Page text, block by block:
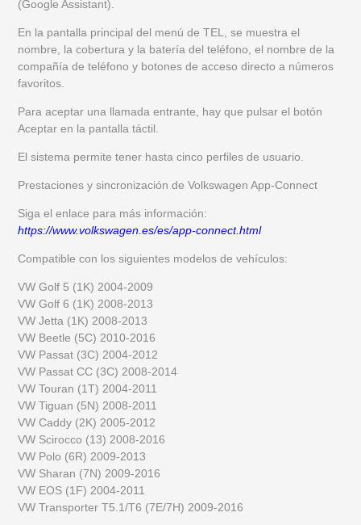
(Google Assistant).
En la pantalla principal del menú de TEL, se muestra el
nombre, la cobertura y la batería del teléfono, el nombre de la
compañía de teléfono y botones de acceso directo a números
favoritos.
Para aceptar una llamada entrante, hay que pulsar el botón
Aceptar en la pantalla táctil.
El sistema permite tener hasta cinco perfiles de usuario.
Prestaciones y sincronización de Volkswagen App-Connect
Siga el enlace para más información:
https://www.volkswagen.es/es/app-connect.html
Compatible con los siguientes modelos de vehículos:
VW Golf 5 (1K) 2004-2009
VW Golf 6 (1K) 2008-2013
VW Jetta (1K) 2008-2013
VW Beetle (5C) 2010-2016
VW Passat (3C) 2004-2012
VW Passat CC (3C) 2008-2014
VW Touran (1T) 2004-2011
VW Tiguan (5N) 2008-2011
VW Caddy (2K) 2005-2012
VW Scirocco (13) 2008-2016
VW Polo (6R) 2009-2013
VW Sharan (7N) 2009-2016
VW EOS (1F) 2004-2011
VW Transporter T5.1/T6 (7E/7H) 2009-2016